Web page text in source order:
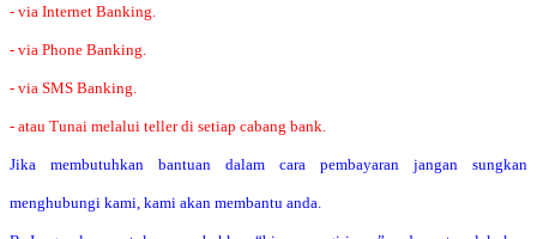
- via Internet Banking.
- via Phone Banking.
- via SMS Banking.
- atau Tunai melalui teller di setiap cabang bank.
Jika membutuhkan bantuan dalam cara pembayaran jangan sungkan
menghubungi kami, kami akan membantu anda.